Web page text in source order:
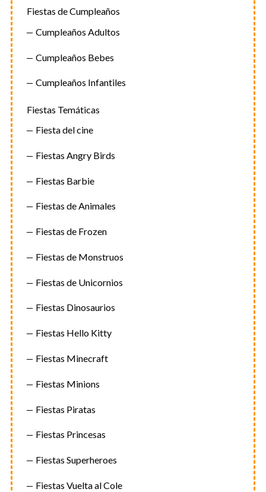
Fiestas de Cumpleaños
Cumpleaños Adultos
Cumpleaños Bebes
Cumpleaños Infantiles
Fiestas Temáticas
Fiesta del cine
Fiestas Angry Birds
Fiestas Barbie
Fiestas de Animales
Fiestas de Frozen
Fiestas de Monstruos
Fiestas de Unicornios
Fiestas Dinosaurios
Fiestas Hello Kitty
Fiestas Minecraft
Fiestas Minions
Fiestas Piratas
Fiestas Princesas
Fiestas Superheroes
Fiestas Vuelta al Cole